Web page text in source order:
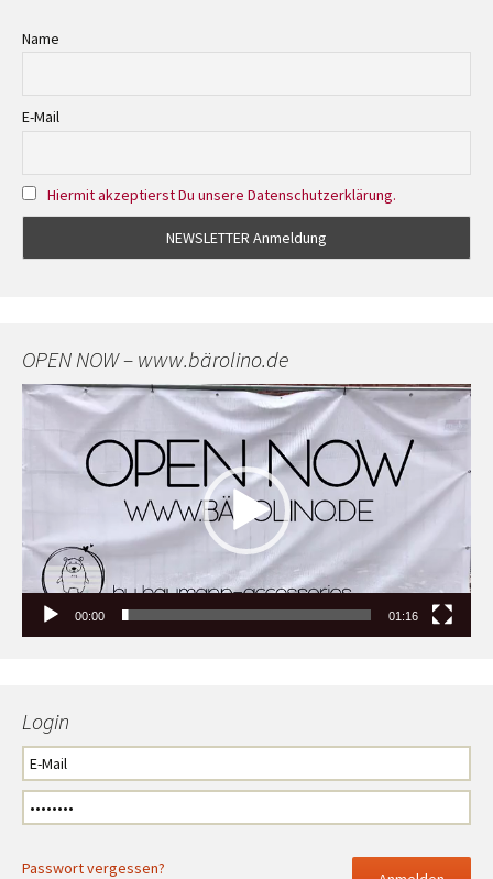
Name
E-Mail
Hiermit akzeptierst Du unsere Datenschutzerklärung.
OPEN NOW – www.bärolino.de
Video-
00:00 01:16
Login
Passwort vergessen?